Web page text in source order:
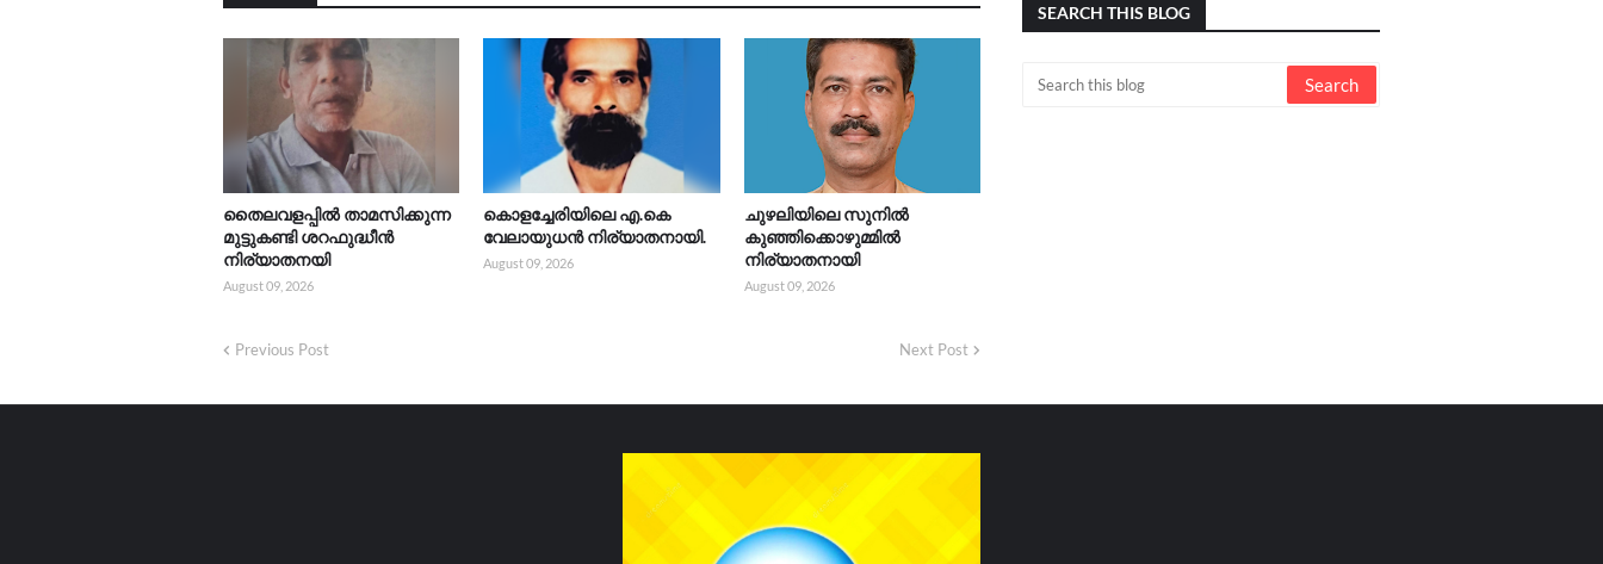
തൈലവളപ്പിൽ താമസിക്കുന്ന
മുട്ടുകണ്ടി ശറഫുദ്ധീൻ
നിര്യാതനയി
August 09, 2026
കൊളച്ചേരിയിലെ എ.കെ
വേലായുധൻ നിര്യാതനായി.
August 09, 2026
ചുഴലിയിലെ സുനിൽ
കുഞ്ഞിക്കൊഴുമ്മിൽ
നിര്യാതനായി
August 09, 2026
Previous Post Next Post
SEARCH THIS BLOG